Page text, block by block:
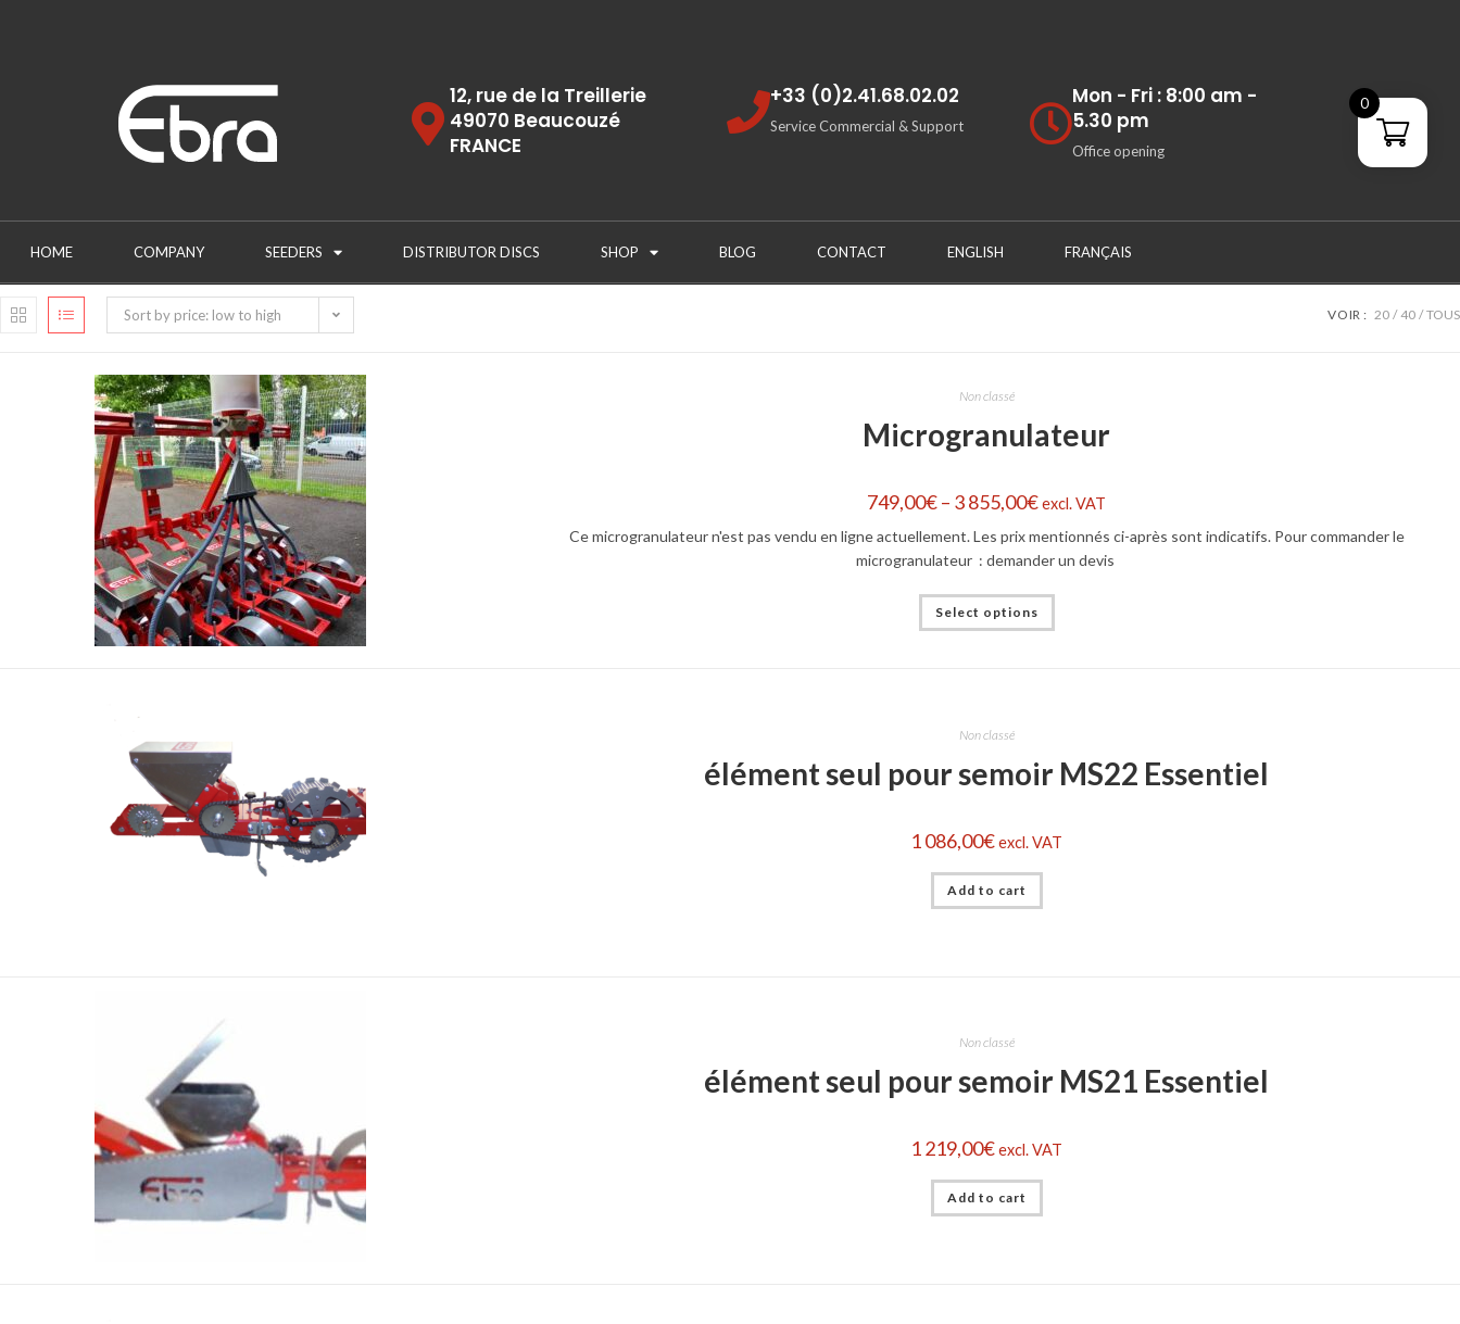
12, rue de la Treillerie
49070 Beaucouzé
FRANCE
+33 (0)2.41.68.02.02
Service Commercial & Support
Mon - Fri : 8:00 am -
5.30 pm
Office opening
HOME COMPANY SEEDERS DISTRIBUTOR DISCS SHOP BLOG CONTACT ENGLISH FRANÇAIS
Sort by price: low to high VOIR : 20 40 TOUS
Non classé
Microgranulateur
749,00€– 3 855,00€ excl. VAT
Ce microgranulateur n'est pas vendu en ligne actuellement. Les prix mentionnés ci-après sont indicatifs. Pour commander le
microgranulateur : demander un devis
Select options
Non classé
élément seul pour semoir MS22 Essentiel
1 086,00€ excl. VAT
Add to cart
Non classé
élément seul pour semoir MS21 Essentiel
1 219,00€ excl. VAT
Add to cart
0